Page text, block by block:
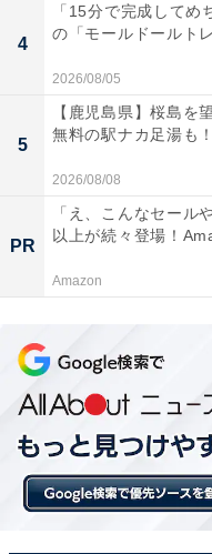
4
「15分で完成して
の「モールドールト
2026/08/05
5
【鹿児島県】桜島を
無料の駅ナカ足湯も
2026/08/08
PR
「え、こんなセール
以上が続々登場！
Amazon